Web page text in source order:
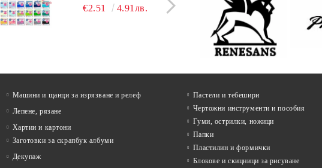
10H) В метална кутия
€18.60 36.38лв.
бр.
€4.99
ЦВЕТОВЕ€2.51 4.91лв.
НЕПРОМОКАЕМА
ЦВЕТОВЕ
€1.38
Машини и щанци за изрязване и релеф
Лепене, рязане
Хартии и картони
Заготовки за скрапбук албуми
Декупаж
Пастели и тебешири
Чертожни инструменти и пособия
Гуми, острилки, ножици
Папки
Пластилин и формички
Блокове и скицници за рисуване